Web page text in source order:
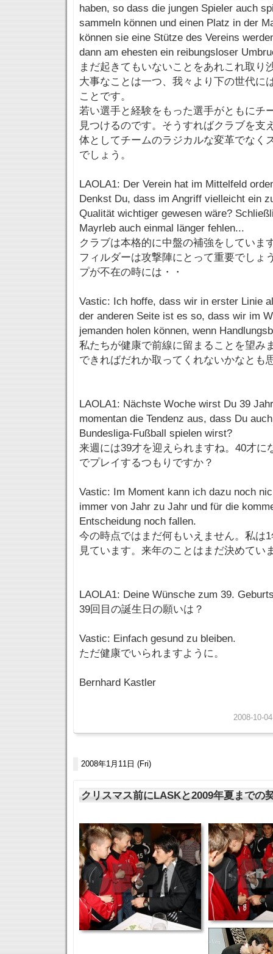
haben, so dass die jungen Spieler auch
sammeln können und einen Platz in der
können sie eine Stütze des Vereins
dann am ehesten ein reibungsloser
まだ起きてもいないことをあれこれ取り
大事なことは一つ、我々より下の世代に
ことです。
若い選手と経験をもった選手がともにチ
見つけるのです。そうすればクラブを支
体としてチームのラジカルな変革でなく
でしょう。
LAOLA1: Der Verein hat im Mittelfeld
Denkst Du, dass im Angriff vielleicht ein
Qualität wichtiger gewesen wäre?
Mayrleb auch einmal länger fehlen...
クラブは本格的に中盤の補強をしていま
フィルダーは攻撃陣にとって重要でしょ
プが不在の時には・・
Vastic: Ich hoffe, dass wir in erster Linie
der anderen Seite ist es so, dass wir im
jemanden holen können, wenn
私たちが健康で前線に留まることを望み
できればだれか取ってくれないかなとも
LAOLA1: Nächste Woche wirst Du 39
momentan die Tendenz aus, dass Du
Bundesliga-Fußball spielen wirst?
来週には39才を迎えられますね。40才に
でプレイするつもりですか？
Vastic: Im Moment kann ich dazu noch
immer von Jahr zu Jahr und für die
Entscheidung noch fallen.
今の時点ではまだ何もいえません。私は
見ています。来年のことはまだ決めてい
LAOLA1: Deine Wünsche zum 39.
39回目の誕生日の願いは？
Vastic: Einfach gesund zu bleiben.
ただ健康でいられますように。
Bernhard Kastler
2008-10-
2008年1月11日 (Fri)
クリスマス前にLASKと2009年夏までの